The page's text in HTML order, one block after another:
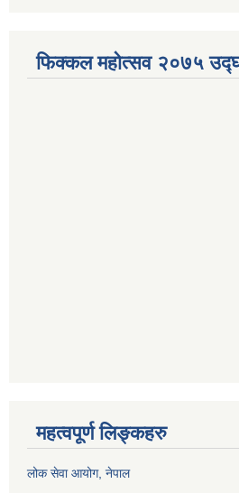
फिक्कल महोत्सव २०७५
महत्वपूर्ण लिङ्कहरु
लोक सेवा आयोग, नेपाल